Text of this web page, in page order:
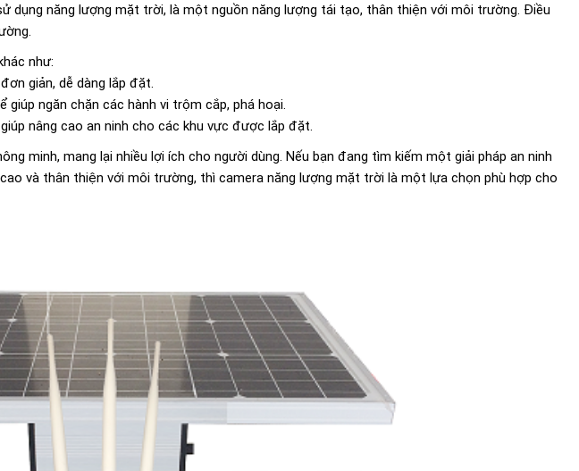
dụng năng lượng mặt trời, là một nguồn năng lượng tái tạo, thân thiện với môi trường. Điều
như:
giản, dễ dàng lắp đặt.
ngăn chặn các hành vi trộm cắp, phá hoại.
nâng cao an ninh cho các khu vực được lắp đặt.
minh, mang lại nhiều lợi ích cho người dùng. Nếu bạn đang tìm kiếm một giải pháp an ninh
và thân thiện với môi trường, thì camera năng lượng mặt trời là một lựa chọn phù hợp cho